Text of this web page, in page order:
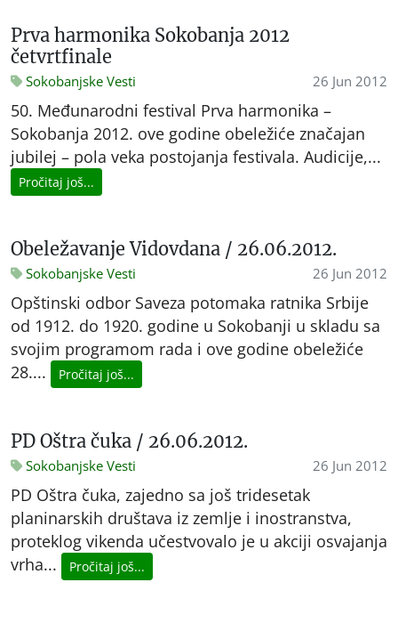
Prva harmonika Sokobanja 2012
četvrtfinale
Sokobanjske Vesti 26 Jun 2012
50. Međunarodni festival Prva harmonika –
Sokobanja 2012. ove godine obeležiće značajan
jubilej – pola veka postojanja festivala. Audicije,...
Pročitaj još...
Obeležavanje Vidovdana / 26.06.2012.
Sokobanjske Vesti 26 Jun 2012
Opštinski odbor Saveza potomaka ratnika Srbije
od 1912. do 1920. godine u Sokobanji u skladu sa
svojim programom rada i ove godine obeležiće
28....
Pročitaj još...
PD Oštra čuka / 26.06.2012.
Sokobanjske Vesti 26 Jun 2012
PD Oštra čuka, zajedno sa još tridesetak
planinarskih društava iz zemlje i inostranstva,
proteklog vikenda učestvovalo je u akciji osvajanja
vrha...
Pročitaj još...